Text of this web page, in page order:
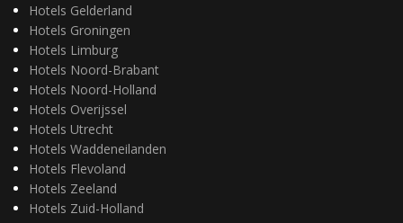
Hotels Gelderland
Hotels Groningen
Hotels Limburg
Hotels Noord-Brabant
Hotels Noord-Holland
Hotels Overijssel
Hotels Utrecht
Hotels Waddeneilanden
Hotels Flevoland
Hotels Zeeland
Hotels Zuid-Holland